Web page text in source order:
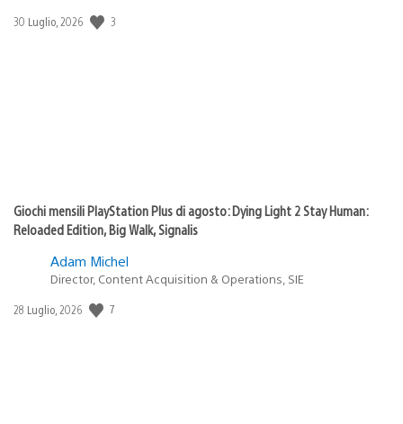
Data
30 Luglio, 2026 3
Giochi mensili PlayStation Plus di agosto: Dying Light 2 Stay Human:
Reloaded Edition, Big Walk, Signalis
Adam Michel
Director, Content Acquisition & Operations, SIE
Data
28 Luglio, 2026 7